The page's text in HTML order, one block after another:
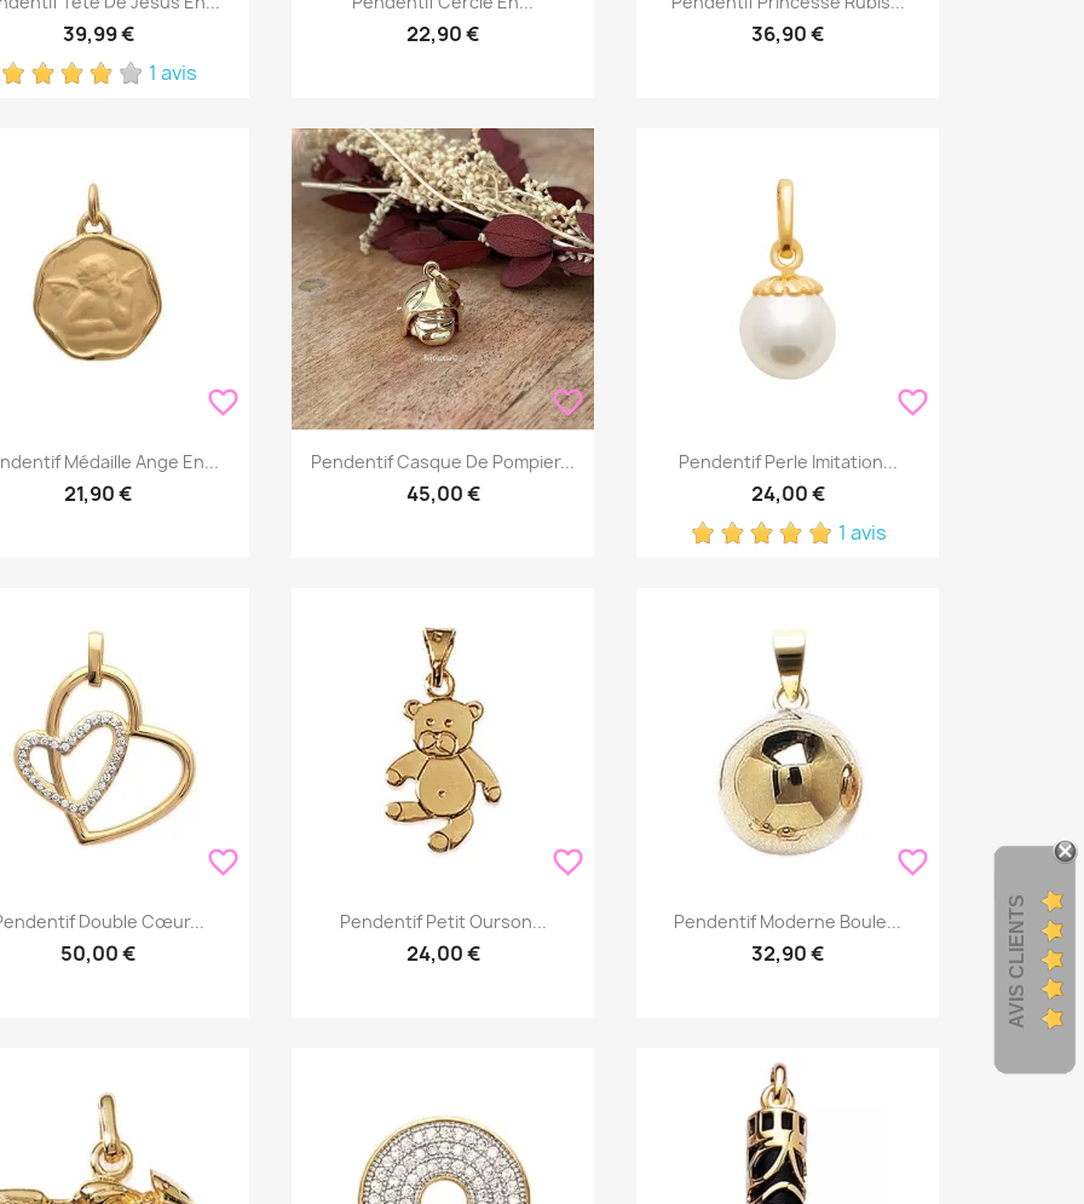
39,99 €
1 avis
22,90 € 36,90 €
favorite_border
Aperçu rapide
Médaille Ange En...
21,90 €
favorite_border
Aperçu rapide
Pendentif Casque De Pompier...
45,00 €
favorite_border
Aperçu rapide
Pendentif Perle Imitation...
24,00 €
1 avis
favorite_border
Aperçu rapide
Double Cœur...
50,00 €
favorite_border
Aperçu rapide
Pendentif Petit Ourson...
24,00 €
favorite_border
Aperçu rapide
Pendentif Moderne Boule...
32,90 € AVIS CLIENTS